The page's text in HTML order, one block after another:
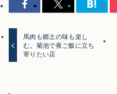
馬肉も郷土の味も楽し
む。菊池で夜ご飯に立ち
寄りたい店